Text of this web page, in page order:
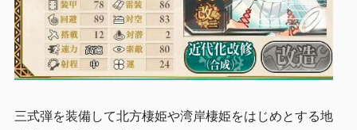
三式弾を装備して北方棲姫や湾岸棲姫をはじめとする地